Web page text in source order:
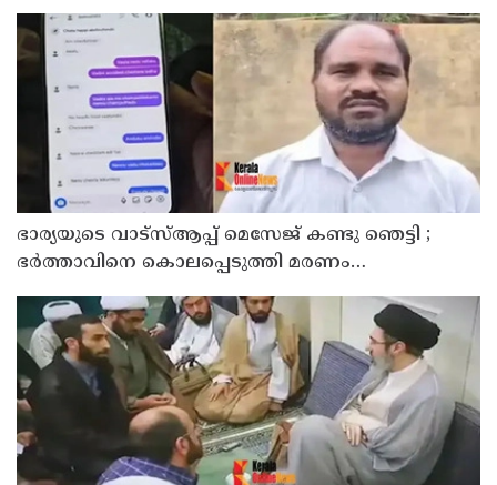
ഭാര്യയുടെ വാട്സ്ആപ്പ് മെസേജ് കണ്ടു ഞെട്ടി ;
ഭര്‍ത്താവിനെ കൊലപ്പെടുത്തി മരണം
പദ്ധതിയിട്ട യുവതിയും സുഹൃത്തും ഒളിവില്‍